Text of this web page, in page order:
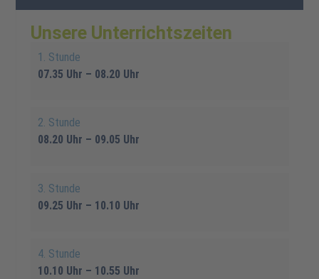
Unsere Unterrichtszeiten
1. Stunde
07.35 Uhr – 08.20 Uhr
2. Stunde
08.20 Uhr – 09.05 Uhr
3. Stunde
09.25 Uhr – 10.10 Uhr
4. Stunde
10.10 Uhr – 10.55 Uhr